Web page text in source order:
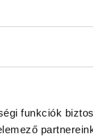
funkciók